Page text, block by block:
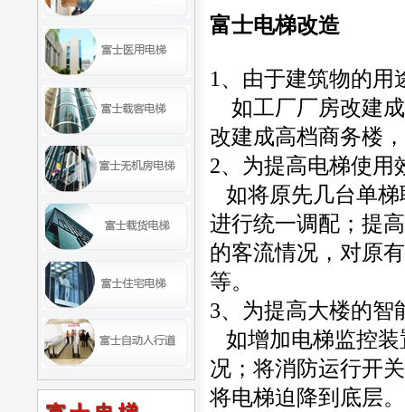
富士电梯改造
1、由于建筑物的用
如工厂厂房改建
改建成高档商务楼
2、为提高电梯使
如将原先几台单梯
进行统一调配；提
的客流情况，对原
等。
3、为提高大楼的
如增加电梯监控装
况；将消防运行开
将电梯迫降到底层。